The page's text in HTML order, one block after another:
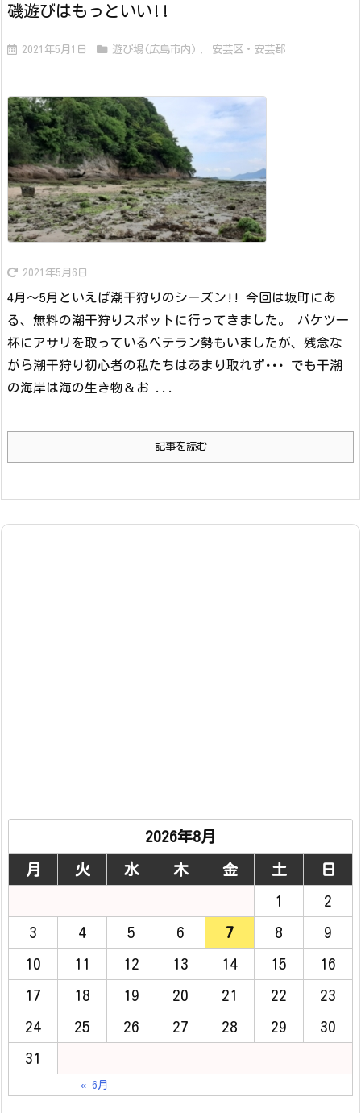
磯遊びはもっといい!!
2021年5月1日 遊び場(広島市内) , 安芸区・安芸郡
2021年5月6日
4月～5月といえば潮干狩りのシーズン!! 今回は坂町にあ
る、無料の潮干狩りスポットに行ってきました。 バケツ一
杯にアサリを取っているベテラン勢もいましたが、残念な
がら潮干狩り初心者の私たちはあまり取れず･･･ でも干潮
の海岸は海の生き物＆お ...
記事を読む
2026年8月
月 火 水 木 金 土 日
1 2
3 4 5 6 7 8 9
10 11 12 13 14 15 16
17 18 19 20 21 22 23
24 25 26 27 28 29 30
31
« 6月